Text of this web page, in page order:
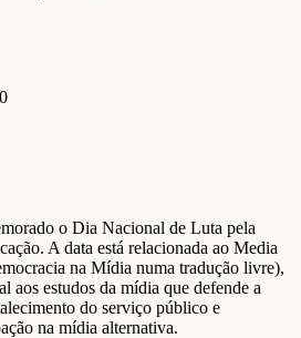
o Dia Nacional de Luta pela
A data está relacionada ao Media
na Mídia numa tradução livre),
aos estudos da mídia que defende a
do serviço público e
na mídia alternativa.